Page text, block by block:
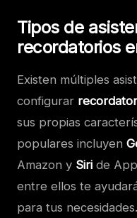
Tipos de
recordatorios
Existen múltiples
configurar
sus propias
populares incluyen
Amazon y Siri de
entre ellos te
para tus necesidades.